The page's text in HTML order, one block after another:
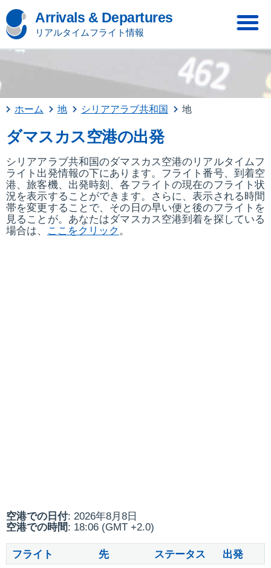
Arrivals & Departures
リアルタイムフライト情報
ホーム 地 シリアアラブ共和国 地
ダマスカス空港の出発
シリアアラブ共和国のダマスカス空港のリアルタイムフ
ライト出発情報の下にあります。フライト番号、到着空
港、旅客機、出発時刻、各フライトの現在のフライト状
況を表示することができます。さらに、表示される時間
帯を変更することで、その日の早い便と後のフライトを
見ることが。あなたはダマスカス空港到着を探している
場合は、
ここをクリック 。
空港での日付: 2026年8月8日
空港での時間: 18:06 (GMT +2.0)
フライト 先 ステータス 出発